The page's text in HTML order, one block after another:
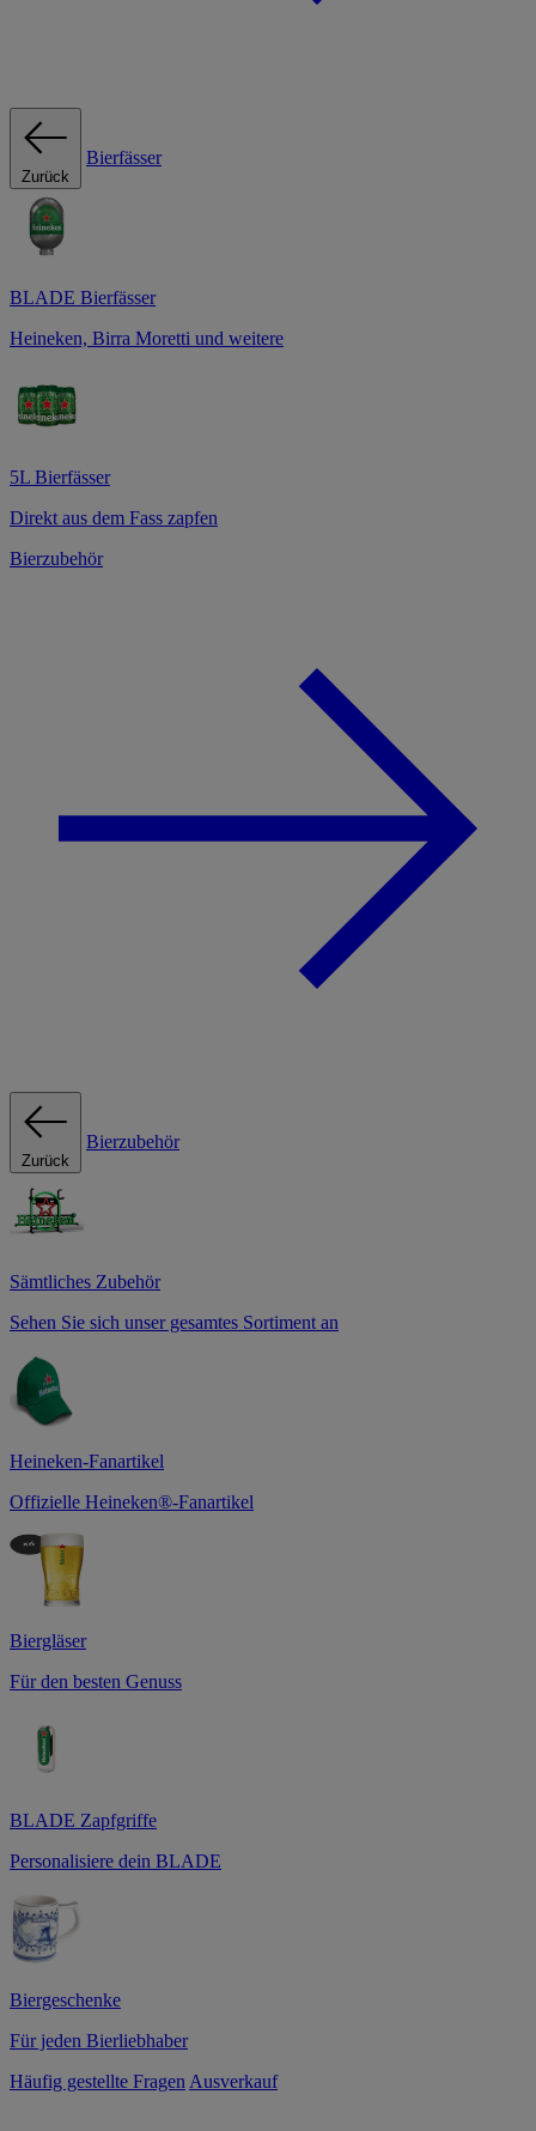
Zurück
Bierfässer
BLADE Bierfässer
Heineken, Birra Moretti und weitere
5L Bierfässer
Direkt aus dem Fass zapfen
Bierzubehör
Zurück
Bierzubehör
Sämtliches Zubehör
Sehen Sie sich unser gesamtes Sortiment an
Heineken-Fanartikel
Offizielle Heineken®-Fanartikel
Biergläser
Für den besten Genuss
BLADE Zapfgriffe
Personalisiere dein BLADE
Biergeschenke
Für jeden Bierliebhaber
Häufig gestellte Fragen Ausverkauf